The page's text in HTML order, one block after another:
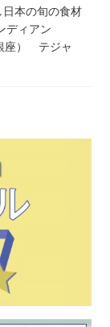
日本の旬の食材
ディアン
座） テジャ